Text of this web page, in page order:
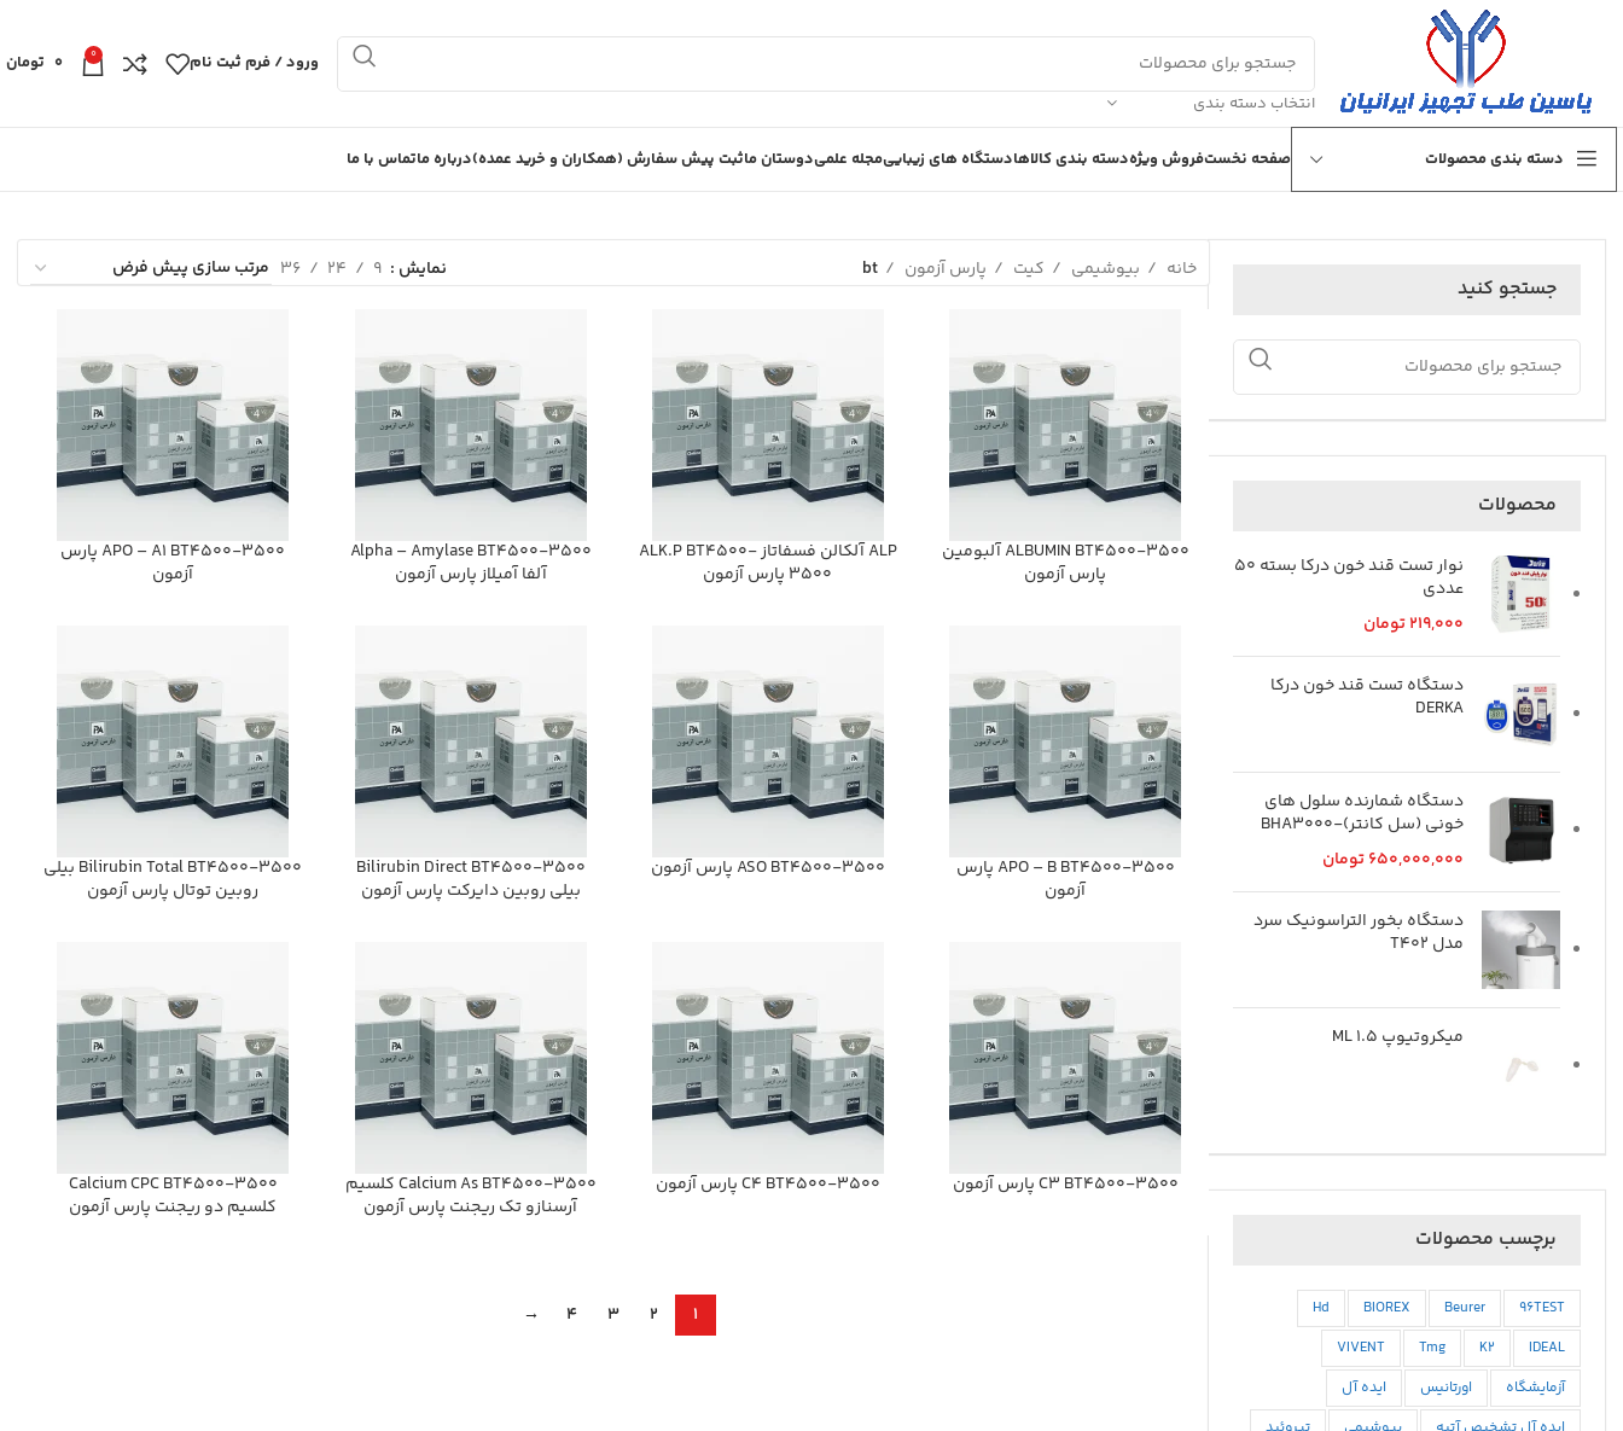
انتخاب دسته بندی
ورود / فرم ثبت نام 0
0 تومان
دسته بندی محصولات صفحه نخستفروش ویژهدسته بندی کالاهادستگاه های زیباییمجله علمیدوستان ماثبت پیش سفارش (همکاران و خرید عمده)درباره ماتماس با ما
جستجو کنید
محصولات
نوار تست قند خون درکا بسته 50
عددی
219,000تومان
دستگاه تست قند خون درکا
DERKA
دستگاه شمارنده سلول های
خونی (سل کانتر)-BHA3000
650,000,000تومان
دستگاه بخور التراسونیک سرد
مدل T402
میکروتیوپ ML 1.5
برچسب محصولات
96TEST
Beurer
BIOREX
Hd
IDEAL
K2
Tmg
VIVENT
آزمایشگاه
اورتانیس
ایده آل
خانه بیوشیمی کیت پارس آزمون bt نمایش 9
24
36
ALBUMIN BT4500-3500 آلبومين
پارس آزمون
ALP آلكالن فسفاتاز ALK.P BT4500-
3500 پارس آزمون
Alpha – Amylase BT4500-3500
آلفا آميلاز پارس آزمون
APO – A1 BT4500-3500 پارس
آزمون
APO – B BT4500-3500 پارس
آزمون
ASO BT4500-3500 پارس آزمون
Bilirubin Direct BT4500-3500
بيلي روبين دايركت پارس آزمون
Bilirubin Total BT4500-3500 بيلي
روبين توتال پارس آزمون
C3 BT4500-3500 پارس آزمون C4 BT4500-3500 پارس آزمون
Calcium As BT4500-3500 كلسيم
آرسنازو تك ريجنت پارس آزمون
Calcium CPC BT4500-3500
كلسيم دو ريجنت پارس آزمون
1
2
3
4
→